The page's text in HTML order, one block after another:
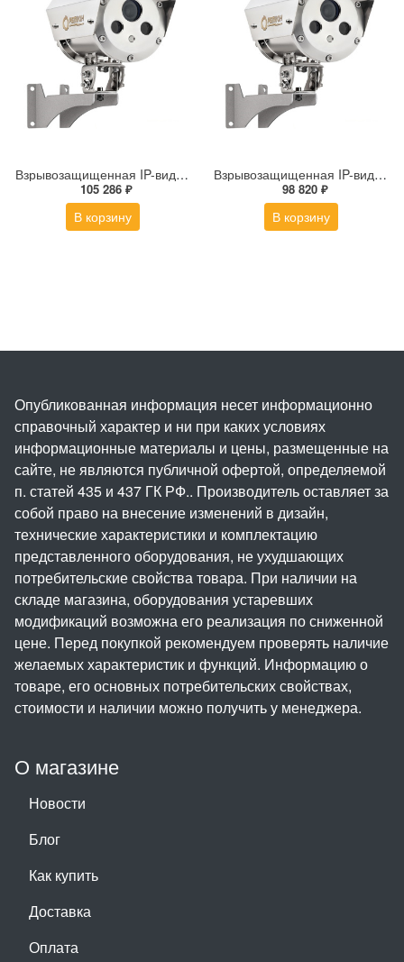
Взрывозащищенная IP-видеокамера Релион Релион-Exd-Н-100-ИК-IP5Мп2.7-13.5Z-PoE-SD-МК-TR
105 286 ₽
В корзину
Взрывозащищенная IP-видеокамера Релион Релион-Exd-Н-100-ИК-IP5Мп2.8mm-PoE-МК-TR
98 820 ₽
В корзину
О магазине
Новости
Блог
Как купить
Доставка
Оплата
Опубликованная информация несет информационно
справочный характер и ни при каких условиях
информационные материалы и цены, размещенные на
сайте, не являются публичной офертой, определяемой
п. статей 435 и 437 ГК РФ.. Производитель оставляет за
собой право на внесение изменений в дизайн,
технические характеристики и комплектацию
представленного оборудования, не ухудшающих
потребительские свойства товара. При наличии на
складе магазина, оборудования устаревших
модификаций возможна его реализация по сниженной
цене. Перед покупкой рекомендуем проверять наличие
желаемых характеристик и функций. Информацию о
товаре, его основных потребительских свойствах,
стоимости и наличии можно получить у менеджера.